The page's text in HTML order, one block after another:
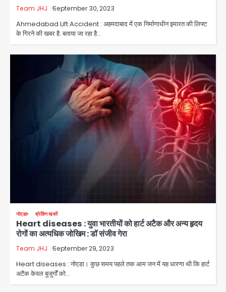
Team JHJ September 30, 2023
Ahmedabad Lift Accident : अहमदाबाद में एक निर्माणाधीन इमारत की लिफ्ट
के गिरने की खबर है. बताया जा रहा है…
नोएडा ब्रेकिंग खबरें
Heart diseases : युवा भारतीयों को हार्ट अटैक और अन्य हृदय
रोगों का अत्यधिक जोखिम : डॉ संजीव गेरा
Team JHJ September 29, 2023
Heart diseases : नोएडा। कुछ समय पहले तक आम जन में यह धारणा थी कि हार्ट
अटैक केवल बुजुर्गों को…
इलेक्ट्रॉनिक्स की बिल्डिंग में बड़े निर्माण दोष,